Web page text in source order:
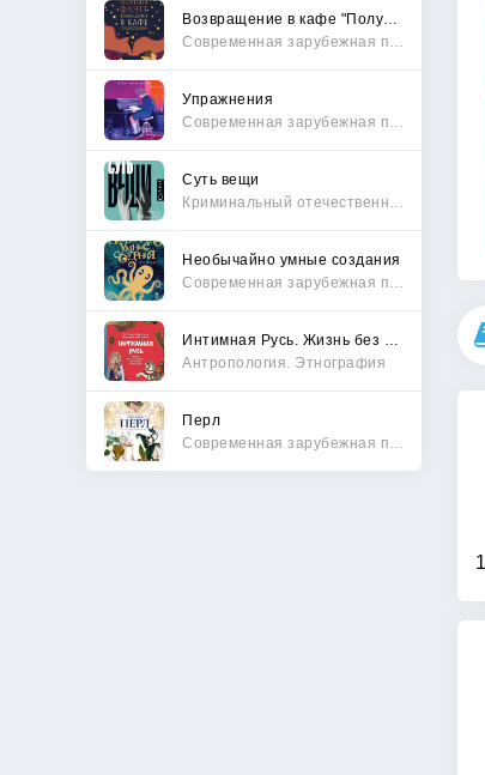
Упражнения
Суть вещи
Необычайно умные создания
Антропология. Этнография
Перл